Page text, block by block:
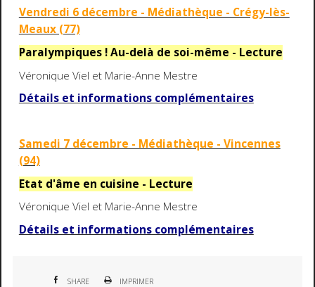
Vendredi 6 décembre - Médiathèque - Crégy-lès-
Meaux (77)
Paralympiques ! Au-delà de soi-même - Lecture
Véronique Viel et Marie-Anne Mestre
Détails et informations complémentaires
Samedi 7 décembre - Médiathèque - Vincennes
(94)
Etat d'âme en cuisine - Lecture
Véronique Viel et Marie-Anne Mestre
Détails et informations complémentaires
SHARE IMPRIMER